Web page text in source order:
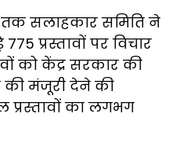
सलाहकार समिति ने
प्रस्तावों पर विचार
को केंद्र सरकार की
की मंजूरी देने की
प्रस्तावों का लगभग